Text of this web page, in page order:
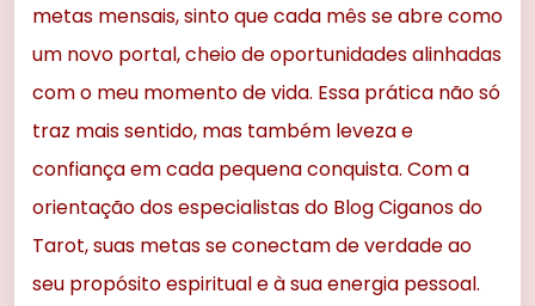
metas mensais, sinto que cada mês se abre como
um novo portal, cheio de oportunidades alinhadas
com o meu momento de vida. Essa prática não só
traz mais sentido, mas também leveza e
confiança em cada pequena conquista. Com a
orientação dos especialistas do Blog Ciganos do
Tarot, suas metas se conectam de verdade ao
seu propósito espiritual e à sua energia pessoal.